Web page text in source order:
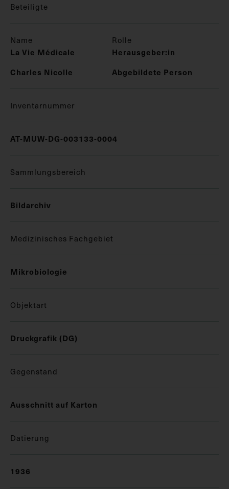
Beteiligte
Name Rolle
La Vie Médicale
Herausgeber:in
Charles Nicolle
Abgebildete Person
Inventarnummer
AT-MUW-DG-003133-0004
Sammlungsbereich
Bildarchiv
Medizinisches Fachgebiet
Mikrobiologie
Objektart
Druckgrafik (DG)
Gegenstand
Ausschnitt auf Karton
Datierung
1936